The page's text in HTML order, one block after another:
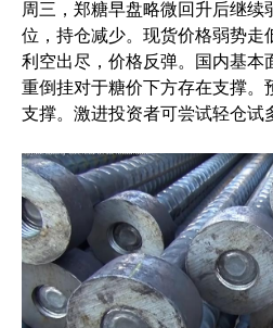
周三，郑糖早盘略微回升后继续
位，持仓减少。现货价格弱势走
利空出尽，价格反弹。国内基本
重倒挂对于糖价下方存在支撑。
支撑。激进投资者可尝试轻仓试